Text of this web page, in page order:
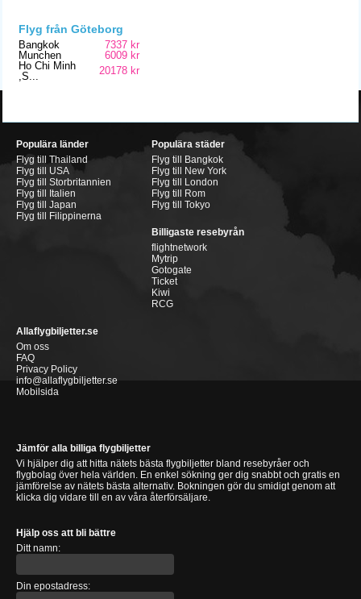
Flyg från Göteborg
Bangkok
7337 kr
Munchen
6009 kr
Ho Chi Minh
,S...
20178 kr
Populära länder
Flyg till Thailand
Flyg till USA
Flyg till Storbritannien
Flyg till Italien
Flyg till Japan
Flyg till Filippinerna
Populära städer
Flyg till Bangkok
Flyg till New York
Flyg till London
Flyg till Rom
Flyg till Tokyo
Billigaste resebyrån
flightnetwork
Mytrip
Gotogate
Ticket
Kiwi
RCG
Allaflygbiljetter.se
Om oss
FAQ
Privacy Policy
info@allaflygbiljetter.se
Mobilsida
Jämför alla billiga flygbiljetter
Vi hjälper dig att hitta nätets bästa flygbiljetter bland resebyråer och
flygbolag över hela världen. En enkel sökning ger dig snabbt och gratis en
jämförelse av nätets bästa alternativ. Bokningen gör du smidigt genom att
klicka dig vidare till en av våra återförsäljare.
Hjälp oss att bli bättre
Ditt namn:
Din epostadress: